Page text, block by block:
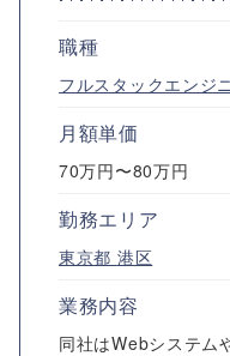
職種
フルスタックエンジ
月額単価
70万円〜80万円
勤務エリア
東京都 港区
業務内容
同社はWebシステム